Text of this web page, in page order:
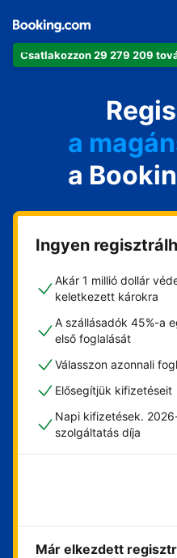
Csatlakozzon 29 279 209
az
a
a
a
a
a
Ingyen
Akár 1 millió dollár
keletkezett károkra
A szállásadók 45%-a
első foglalását
Válasszon azonnali
Elősegítjük kifizetéseit
Napi kifizetések.
szolgáltatás díja
Vágjon
Már elkezdett